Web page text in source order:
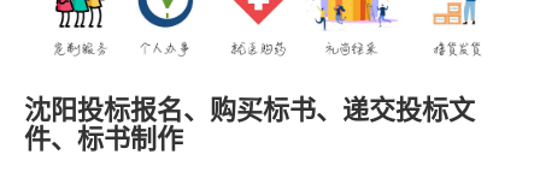
面向企业
服务指南
兔度动态
沈阳投标报名、购买标书、递交投标文
件、标书制作